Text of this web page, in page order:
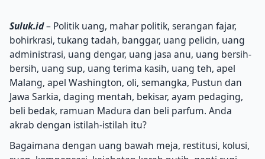
Suluk.id– Politik uang, mahar politik, serangan fajar,
bohirkrasi, tukang tadah, banggar, uang pelicin, uang
administrasi, uang dengar, uang jasa anu, uang bersih-
bersih, uang sup, uang terima kasih, uang teh, apel
Malang, apel Washington, oli, semangka, Pustun dan
Jawa Sarkia, daging mentah, bekisar, ayam pedaging,
beli bedak, ramuan Madura dan beli parfum. Anda
akrab dengan istilah-istilah itu?
Bagaimana dengan uang bawah meja, restitusi, kolusi,